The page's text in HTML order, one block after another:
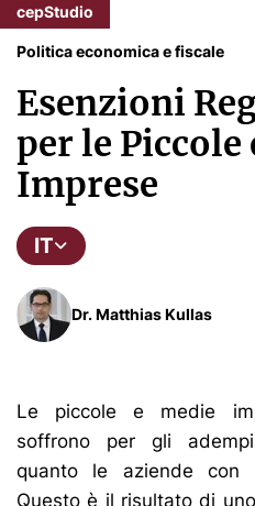
cepStudio
Politica economica e fiscale
Esenzioni
per le Piccole
Imprese
IT
Dr. Matthias Kullas
Le piccole e medie
soffrono per gli
quanto le aziende con
Questo è il risultato di